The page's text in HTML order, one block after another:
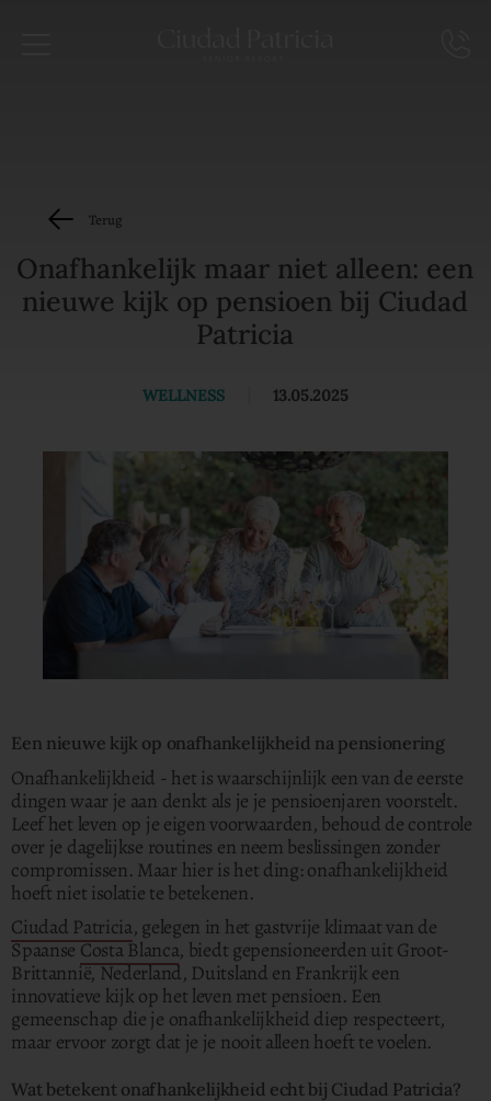
Terug
Onafhankelijk maar niet alleen: een
nieuwe kijk op pensioen bij Ciudad
Patricia
WELLNESS 13.05.2025
Een nieuwe kijk op onafhankelijkheid na pensionering
Onafhankelijkheid - het is waarschijnlijk een van de eerste
dingen waar je aan denkt als je je pensioenjaren voorstelt.
Leef het leven op je eigen voorwaarden, behoud de controle
over je dagelijkse routines en neem beslissingen zonder
compromissen. Maar hier is het ding: onafhankelijkheid
hoeft niet isolatie te betekenen.
Ciudad Patricia, gelegen in het gastvrije klimaat van de
SpaanseCosta Blanca, biedt gepensioneerden uit Groot-
Brittannië, Nederland, Duitsland en Frankrijk een
innovatieve kijk op het leven met pensioen. Een
gemeenschap die je onafhankelijkheid diep respecteert,
maar ervoor zorgt dat je je nooit alleen hoeft te voelen.
Wat betekent onafhankelijkheid echt bij Ciudad Patricia?